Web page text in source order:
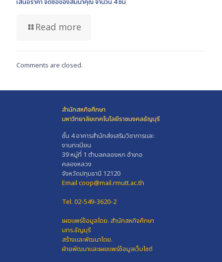
เสนอราคา จัดซื้อของสมนาคุณ จำนวน 4 ชิ้น
Read more
Comments are closed.
สำนักสหกิจศึกษา
มหาวิทยาลัยเทคโนโลยีราชมงคลธัญบุรี
ชั้น 4 อาคารสำนักส่งเสริมวิชาการและ
งานทะเบียน
39 หมู่ที่ 1 ตำบลคลองหก อำเภอ
คลองหลวง
จังหวัดปทุมธานี 12120
Email coop@mail.rmutt.ac.th
Tel. 02-549-3620-2
เผยแพร่ข้อมูลโดย. สำนักสหกิจศึกษา
มทร.ธัญบุรี
สร้างและพัฒนาโดย.
ฝ่ายพัฒนาและเผยแพร่ข้อมูลเว็บไซต์